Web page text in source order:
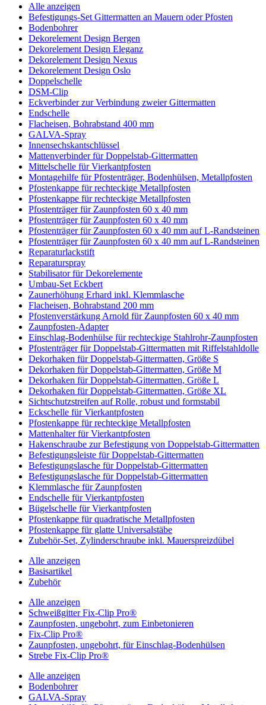
Alle anzeigen
Befestigungs-Set Gittermatten an Mauern oder Pfosten
Bodenbohrer
Dekorelement Design Bergen
Dekorelement Design Eleganz
Dekorelement Design Nexus
Dekorelement Design Oslo
Doppelschelle
DSM-Clip
Eckverbinder zur Verbindung zweier Gittermatten
Endschelle
Flacheisen, Bohrabstand 400 mm
GALVA-Spray
Innensechskantschlüssel
Mattenverbinder für Doppelstab-Gittermatten
Mittelschelle für Vierkantpfosten
Montagehilfe für Pfostenträger, Bodenhülsen, Metallpfosten
Pfostenkappe für rechteckige Metallpfosten
Pfostenkappe für rechteckige Metallpfosten
Pfostenträger für Zaunpfosten 60 x 40 mm
Pfostenträger für Zaunpfosten 60 x 40 mm
Pfostenträger für Zaunpfosten 60 x 40 mm auf L-Randsteinen
Pfostenträger für Zaunpfosten 60 x 40 mm auf L-Randsteinen
Reparaturlackstift
Reparaturspray
Stabilisator für Dekorelemente
Umbau-Set Eckbert
Zaunerhöhung Erhard inkl. Klemmlasche
Flacheisen, Bohrabstand 200 mm
Pfostenverstärkung Arnold für Zaunpfosten 60 x 40 mm
Zaunpfosten-Adapter
Einschlag-Bodenhülse für rechteckige Stahlrohr-Zaunpfosten
Pfostenträger für Doppelstab-Gittermatten mit Riffelstahldolle
Dekorhaken für Doppelstab-Gittermatten, Größe S
Dekorhaken für Doppelstab-Gittermatten, Größe M
Dekorhaken für Doppelstab-Gittermatten, Größe L
Dekorhaken für Doppelstab-Gittermatten, Größe XL
Sichtschutzstreifen auf Rolle, robust und formstabil
Eckschelle für Vierkantpfosten
Pfostenkappe für rechteckige Metallpfosten
Mattenhalter für Vierkantpfosten
Hakenschraube zur Befestigung von Doppelstab-Gittermatten
Befestigungsleiste für Doppelstab-Gittermatten
Befestigungslasche für Doppelstab-Gittermatten
Befestigungslasche für Doppelstab-Gittermatten
Klemmlasche für Zaunpfosten
Endschelle für Vierkantpfosten
Bügelschelle für Vierkantpfosten
Pfostenkappe für quadratische Metallpfosten
Pfostenkappe für glatte Universalstäbe
Zubehör-Set, Zylinderschraube inkl. Mauerspreizdübel
Alle anzeigen
Basisartikel
Zubehör
Alle anzeigen
Schweißgitter Fix-Clip Pro®
Zaunpfosten, ungebohrt, zum Einbetonieren
Fix-Clip Pro®
Zaunpfosten, ungebohrt, für Einschlag-Bodenhülsen
Strebe Fix-Clip Pro®
Alle anzeigen
Bodenbohrer
GALVA-Spray